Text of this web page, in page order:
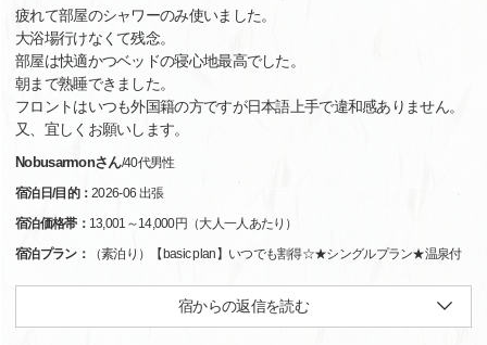
疲れて部屋のシャワーのみ使いました。
大浴場行けなくて残念。
部屋は快適かつベッドの寝心地最高でした。
朝まで熟睡できました。
フロントはいつも外国籍の方ですが日本語上手で違和感ありません。
又、宜しくお願いします。
Nobusarmonさん/40代男性
宿泊日/目的：2026-06 出張
宿泊価格帯： 13,001～14,000円（大人一人あたり）
宿泊プラン：
（素泊り）【basic plan】いつでも割得☆★シングルプラン★温泉付
宿からの返信を読む